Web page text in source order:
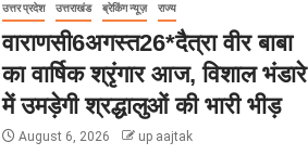
उत्तर प्रदेश उत्तराखंड ब्रेकिंग न्यूज़ राज्य
वाराणसी6अगस्त26*दैत्रा वीर बाबा
का वार्षिक श्रृंगार आज, विशाल भंडारे
में उमड़ेगी श्रद्धालुओं की भारी भीड़
August 6, 2026 up aajtak